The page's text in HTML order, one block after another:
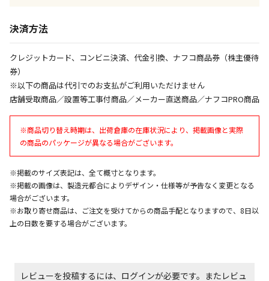
設置工事代金も含まれた商品です
お見積商品です。金額・施工日はお打ち合わせの上、
決定となります。
お見積商品です。金額・施工日はお打ち合わせの上、
決定となります。
エアコンの取付工事が必要な商品です。別途費用が発
生する場合がございます。
決済方法
クレジットカード、コンビニ決済、代金引換、ナフコ商品券（株主優待
券）
※以下の商品は代引でのお支払がご利用いただけません
店舗受取商品／設置等工事付商品／メーカー直送商品／ナフコPRO商品
※商品切り替え時期は、出荷倉庫の在庫状況により、掲載画像と実際
の商品のパッケージが異なる場合がございます。
※掲載のサイズ表記は、全て概寸となります。
※掲載の画像は、製造元都合によりデザイン・仕様等が予告なく変更となる
場合がございます。
※お取り寄せ商品は、ご注文を受けてからの商品手配となりますので、8日以
上の日数を要する場合がございます。
レビューを投稿するには、ログインが必要です。またレビュ